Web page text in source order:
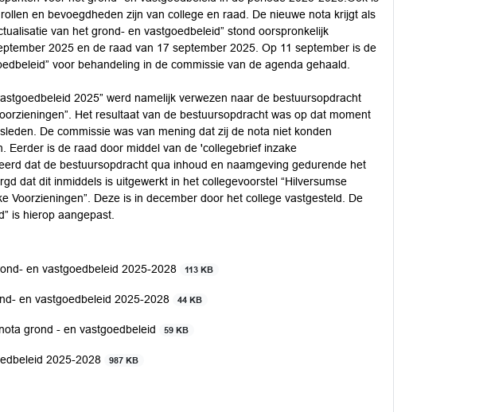
en bevoegdheden zijn van college en raad. De nieuwe nota krijgt als
van het grond- en vastgoedbeleid” stond oorspronkelijk
2025 en de raad van 17 september 2025. Op 11 september is de
voor behandeling in de commissie van de agenda gehaald.
2025” werd namelijk verwezen naar de bestuursopdracht
Het resultaat van de bestuursopdracht was op dat moment
De commissie was van mening dat zij de nota niet konden
Eerder is de raad door middel van de 'collegebrief inzake
dat de bestuursopdracht qua inhoud en naamgeving gedurende het
dat dit inmiddels is uitgewerkt in het collegevoorstel “Hilversumse
Voorzieningen”. Deze is in december door het college vastgesteld. De
is hierop aangepast.
en vastgoedbeleid 2025-2028
113 KB
en vastgoedbeleid 2025-2028 44 KB
grond - en vastgoedbeleid 59 KB
2025-2028 987 KB